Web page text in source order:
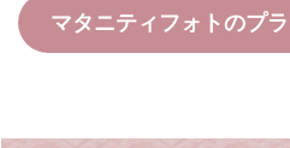
マタニティフォトのプ